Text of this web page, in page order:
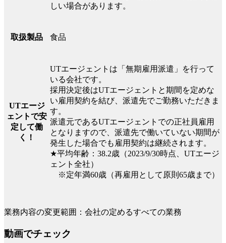
しい場合があります。
取扱製品 食品
UTエージ
ェントで安
定して働
く！
UTエージェントは「無期雇用派遣」を行って
いる会社です。
採用決定後はUTエージェントと期間を定めな
い雇用契約を結び、派遣先でご勤務いただきま
す。
派遣元であるUTエージェントでの正社員雇用
となりますので、派遣先で働いていない期間が
発生した場合でも雇用契約は継続されます。
★平均年齢：38.2歳（2023/9/30時点、UTエージ
ェント全社）
※定年満60歳（再雇用として原則65歳まで）
業務内容の変更範囲：会社の定めるすべての業務
動画でチェック